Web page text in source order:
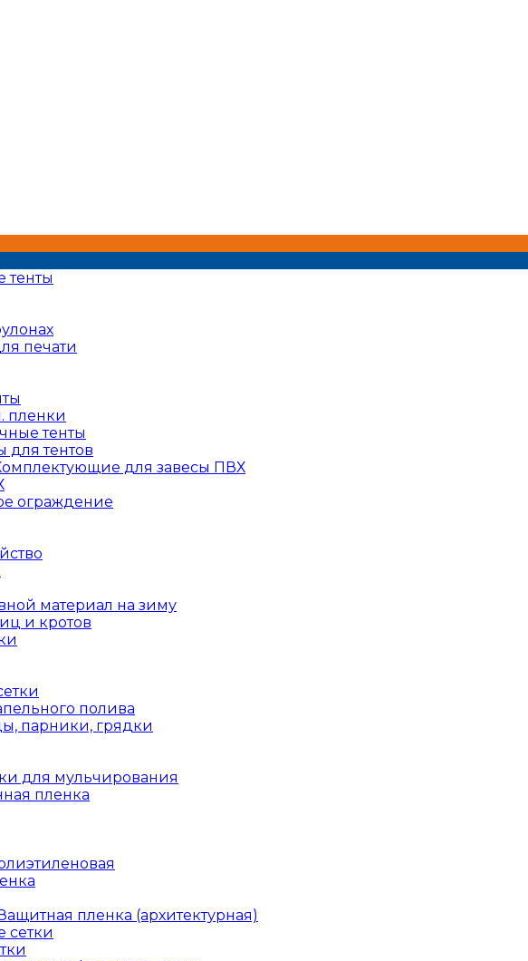
тенты
печати
пленки
тенты
для тентов
для завесы ПВХ
ограждение
материал на зиму
и кротов
полива
парники, грядки
для мульчирования
пленка
пленка (архитектурная)
сетки